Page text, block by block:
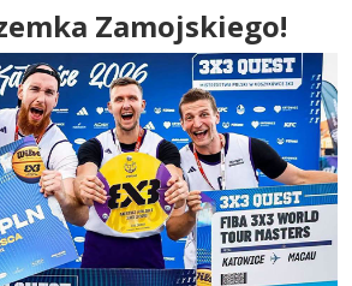
Zamojskiego!